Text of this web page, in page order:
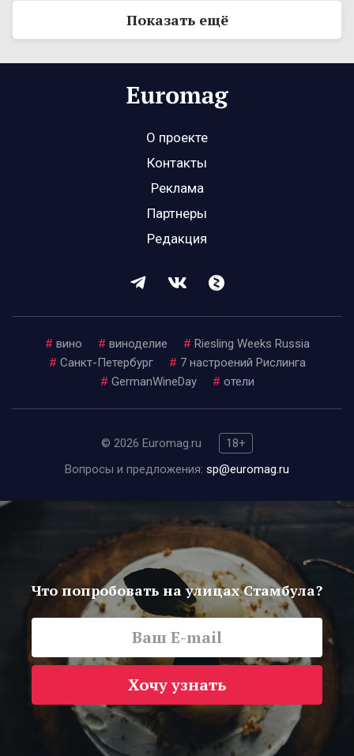
Показать ещё
О проекте
Контакты
Реклама
Партнеры
Редакция
# вино # виноделие # Riesling Weeks Russia
# Санкт-Петербург # 7 настроений Рислинга
# GermanWineDay # отели
© 2026 Euromag.ru
18+
Вопросы и предложения: sp@euromag.ru
Что попробовать на улицах Стамбула?
Хочу узнать